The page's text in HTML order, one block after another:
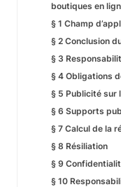
boutiques en
§ 1 Champ
§ 2 Conclusion
§ 3
§ 4 Obligations
§ 5 Publicité sur
§ 6 Supports
§ 7 Calcul de la
§ 8 Résiliation
§ 9
§ 10